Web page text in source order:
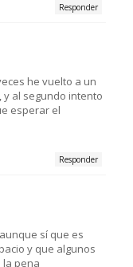
Responder
he vuelto a un
al segundo intento
esperar el
Responder
sí que es
y que algunos
la pena